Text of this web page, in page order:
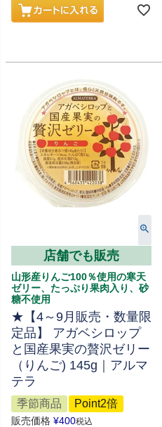
店舗でも販売
山形産りんご100％使用の寒天
ゼリー、たっぷり果肉入り、砂
糖不使用
★【4～9月販売・数量限
定品】 アガベシロップ
と国産果実の贅沢ゼリー
（りんご) 145g｜アルマ
テラ
季節商品 Point2倍
販売価格 ¥400税込